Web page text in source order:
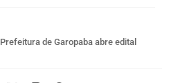
Prefeitura de Garopaba abre edital